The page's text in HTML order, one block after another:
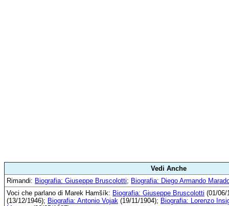
Vedi Anche
Rimandi: Biografia: Giuseppe Bruscolotti; Biografia: Diego Armando
Voci che parlano di Marek Hamšík: Biografia: Giuseppe Bruscolotti (01/
(13/12/1946); Biografia: Antonio Vojak (19/11/1904); Biografia: Lorenzo